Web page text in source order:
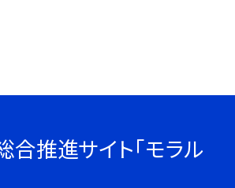
推進サイト「モラル